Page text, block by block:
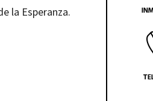
la Esperanza.